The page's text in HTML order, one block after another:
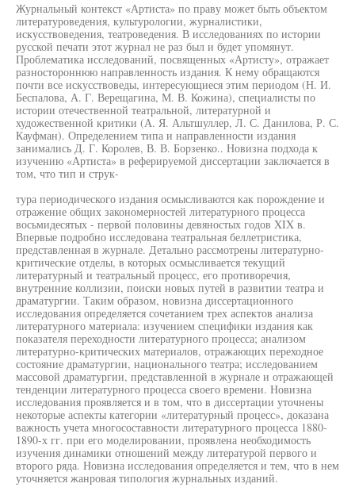
Журнальный контекст «Артиста» по праву может быть объектом
литературоведения, культурологии, журналистики,
искусствоведения, театроведения. В исследованиях по истории
русской печати этот журнал не раз был и будет упомянут.
Проблематика исследований, посвященных «Артисту», отражает
разностороннюю направленность издания. К нему обращаются
почти все искусствоведы, интересующиеся этим периодом (Н. И.
Беспалова, А. Г. Верещагина, М. В. Кожина), специалисты по
истории отечественной театральной, литературной и
художественной критики (А. Я. Альтшуллер, Л. С. Данилова, Р. С.
Кауфман). Определением типа и направленности издания
занимались Д. Г. Королев, В. В. Борзенко.. Новизна подхода к
изучению «Артиста» в реферируемой диссертации заключается в
том, что тип и струк-
тура периодического издания осмысливаются как порождение и
отражение общих закономерностей литературного процесса
восьмидесятых - первой половины девяностых годов XIX в.
Впервые подробно исследована театральная беллетристика,
представленная в журнале. Детально рассмотрены литературно-
критические отделы, в которых осмысливается текущий
литературный и театральный процесс, его противоречия,
внутренние коллизии, поиски новых путей в развитии театра и
драматургии. Таким образом, новизна диссертационного
исследования определяется сочетанием трех аспектов анализа
литературного материала: изучением специфики издания как
показателя переходности литературного процесса; анализом
литературно-критических материалов, отражающих переходное
состояние драматургии, национального театра; исследованием
массовой драматургии, представленной в журнале и отражающей
тенденции литературного процесса своего времени. Новизна
исследования проявляется и в том, что в диссертации уточнены
некоторые аспекты категории «литературный процесс», доказана
важность учета многосоставности литературного процесса 1880-
1890-х гг. при его моделировании, проявлена необходимость
изучения динамики отношений между литературой первого и
второго ряда. Новизна исследования определяется и тем, что в нем
уточняется жанровая типология журнальных изданий.